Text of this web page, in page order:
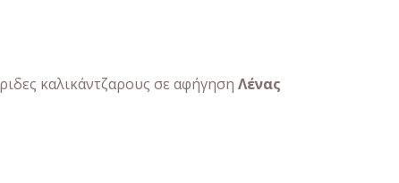
καλικάντζαρους σε αφήγηση Λένας